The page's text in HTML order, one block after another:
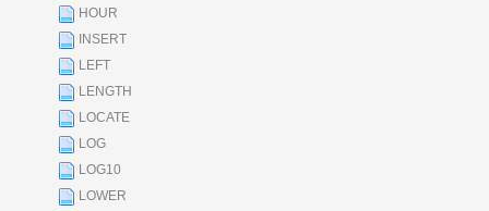
HOUR
INSERT
LEFT
LENGTH
LOCATE
LOG
LOG10
LOWER